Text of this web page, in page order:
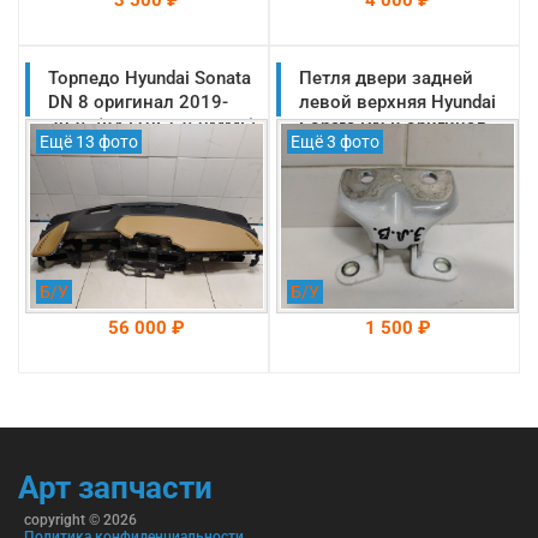
На складе: Раменское
-->
На складе: Раменское
-->
Торпедо Hyundai Sonata
DN 8 оригинал 2019-
2025 (84710L1350MMF)
Ещё 13 фото
Б/У
56 000 ₽
-->
Петля двери задней
левой верхняя Hyundai
Sonata DN 8 оригинал
2019-2025
(794103K000)
Ещё 3 фото
Б/У
1 500 ₽
-->
Арт запчасти
copyright © 2026